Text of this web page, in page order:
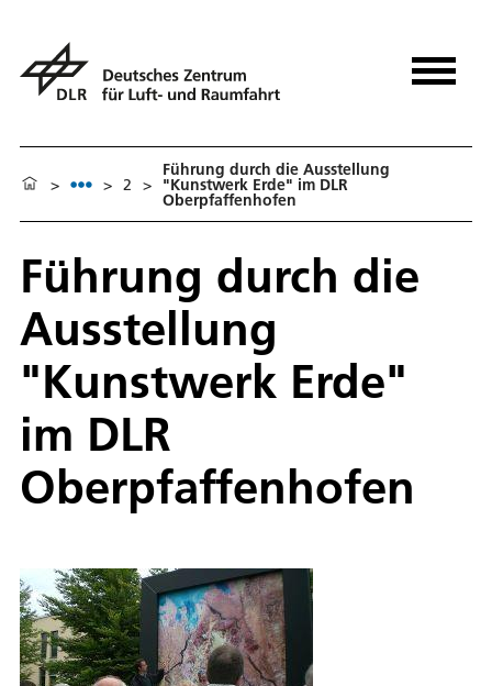
> > 2 >
Führung durch die Ausstellung
"Kunstwerk Erde" im DLR
Oberpfaffenhofen
Führung durch die
Ausstellung
"Kunstwerk Erde"
im DLR
Oberpfaffenhofen